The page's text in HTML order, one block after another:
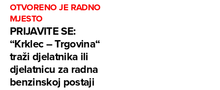
OTVORENO JE RADNO
MJESTO
PRIJAVITE SE:
“Krklec – Trgovina“
traži djelatnika ili
djelatnicu za radna
benzinskoj postaji